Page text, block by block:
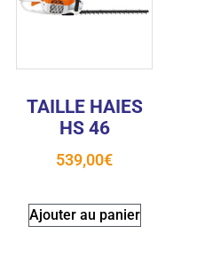
TAILLE HAIES
HS 46
539,00€
Ajouter au panier